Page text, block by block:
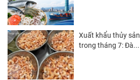
Xuất khẩu thủy
trong tháng 7: Đà...